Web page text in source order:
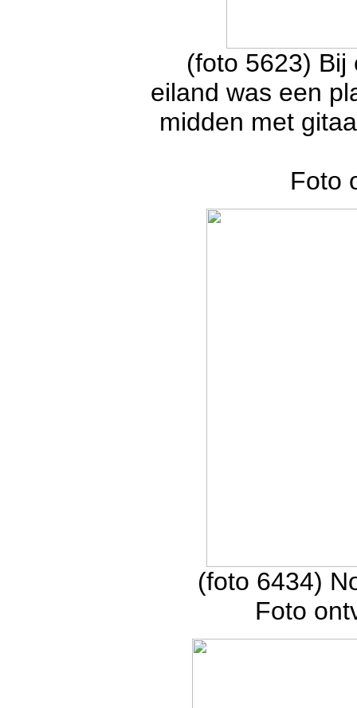
(foto 5623) Bij
eiland was een
midden met
Foto
(foto 6434)
Foto